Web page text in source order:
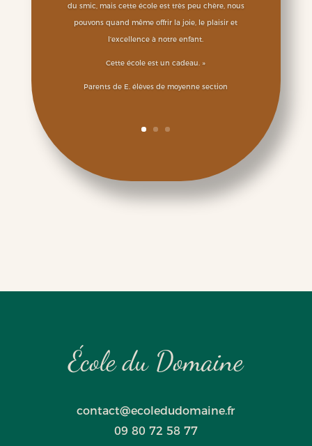
du smic, mais cette école est très peu chère, nous
pouvons quand même offrir la joie, le plaisir et
l’excellence à notre enfant.
Cette école est un cadeau. »
Parents de E. élèves de moyenne section
École du Domaine
contact@ecoledudomaine.fr
09 80 72 58 77